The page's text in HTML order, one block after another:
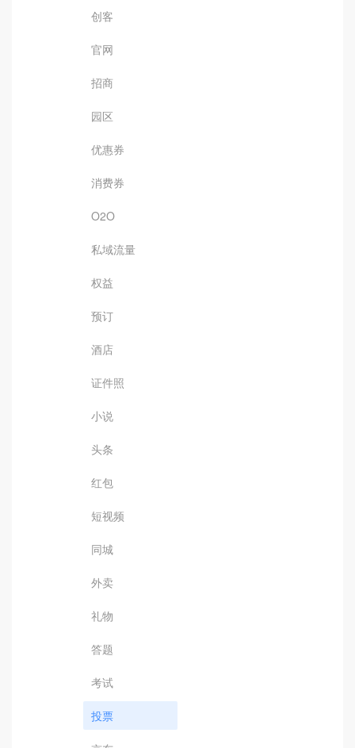
创客
官网
招商
园区
优惠券
消费券
O2O
私域流量
权益
预订
酒店
证件照
小说
头条
红包
短视频
同城
外卖
礼物
答题
考试
投票